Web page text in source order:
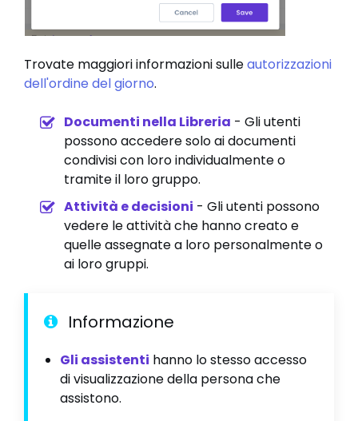
Trovate maggiori informazioni sulleautorizzazioni
dell'ordine del giorno.
Documenti nella Libreria - Gli utenti
possono accedere solo ai documenti
condivisi con loro individualmente o
tramite il loro gruppo.
Attività e decisioni - Gli utenti possono
vedere le attività che hanno creato e
quelle assegnate a loro personalmente o
ai loro gruppi.
Informazione
Gli assistenti hanno lo stesso accesso
di visualizzazione della persona che
assistono.